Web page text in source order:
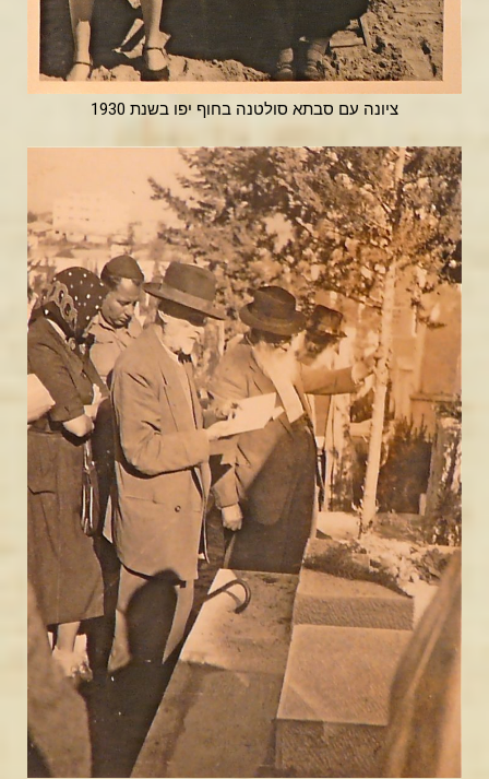
ציונה עם סבתא סולטנה בחוף יפו בשנת 1930